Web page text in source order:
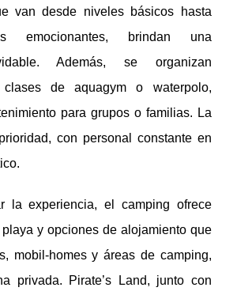
van desde niveles básicos hasta
emocionantes, brindan una
Además, se organizan
clases de aquagym o waterpolo,
para grupos o familias. La
con personal constante en
la experiencia, el camping ofrece
y opciones de alojamiento que
mobil-homes y áreas de camping,
privada. Pirate’s Land, junto con